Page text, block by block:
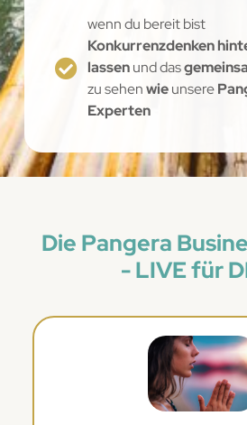
wenn du bereit bist
Konkurrenzdenken
lassenund das
zu sehenwieunsere
Experten
Die Pangera
- LIVE für